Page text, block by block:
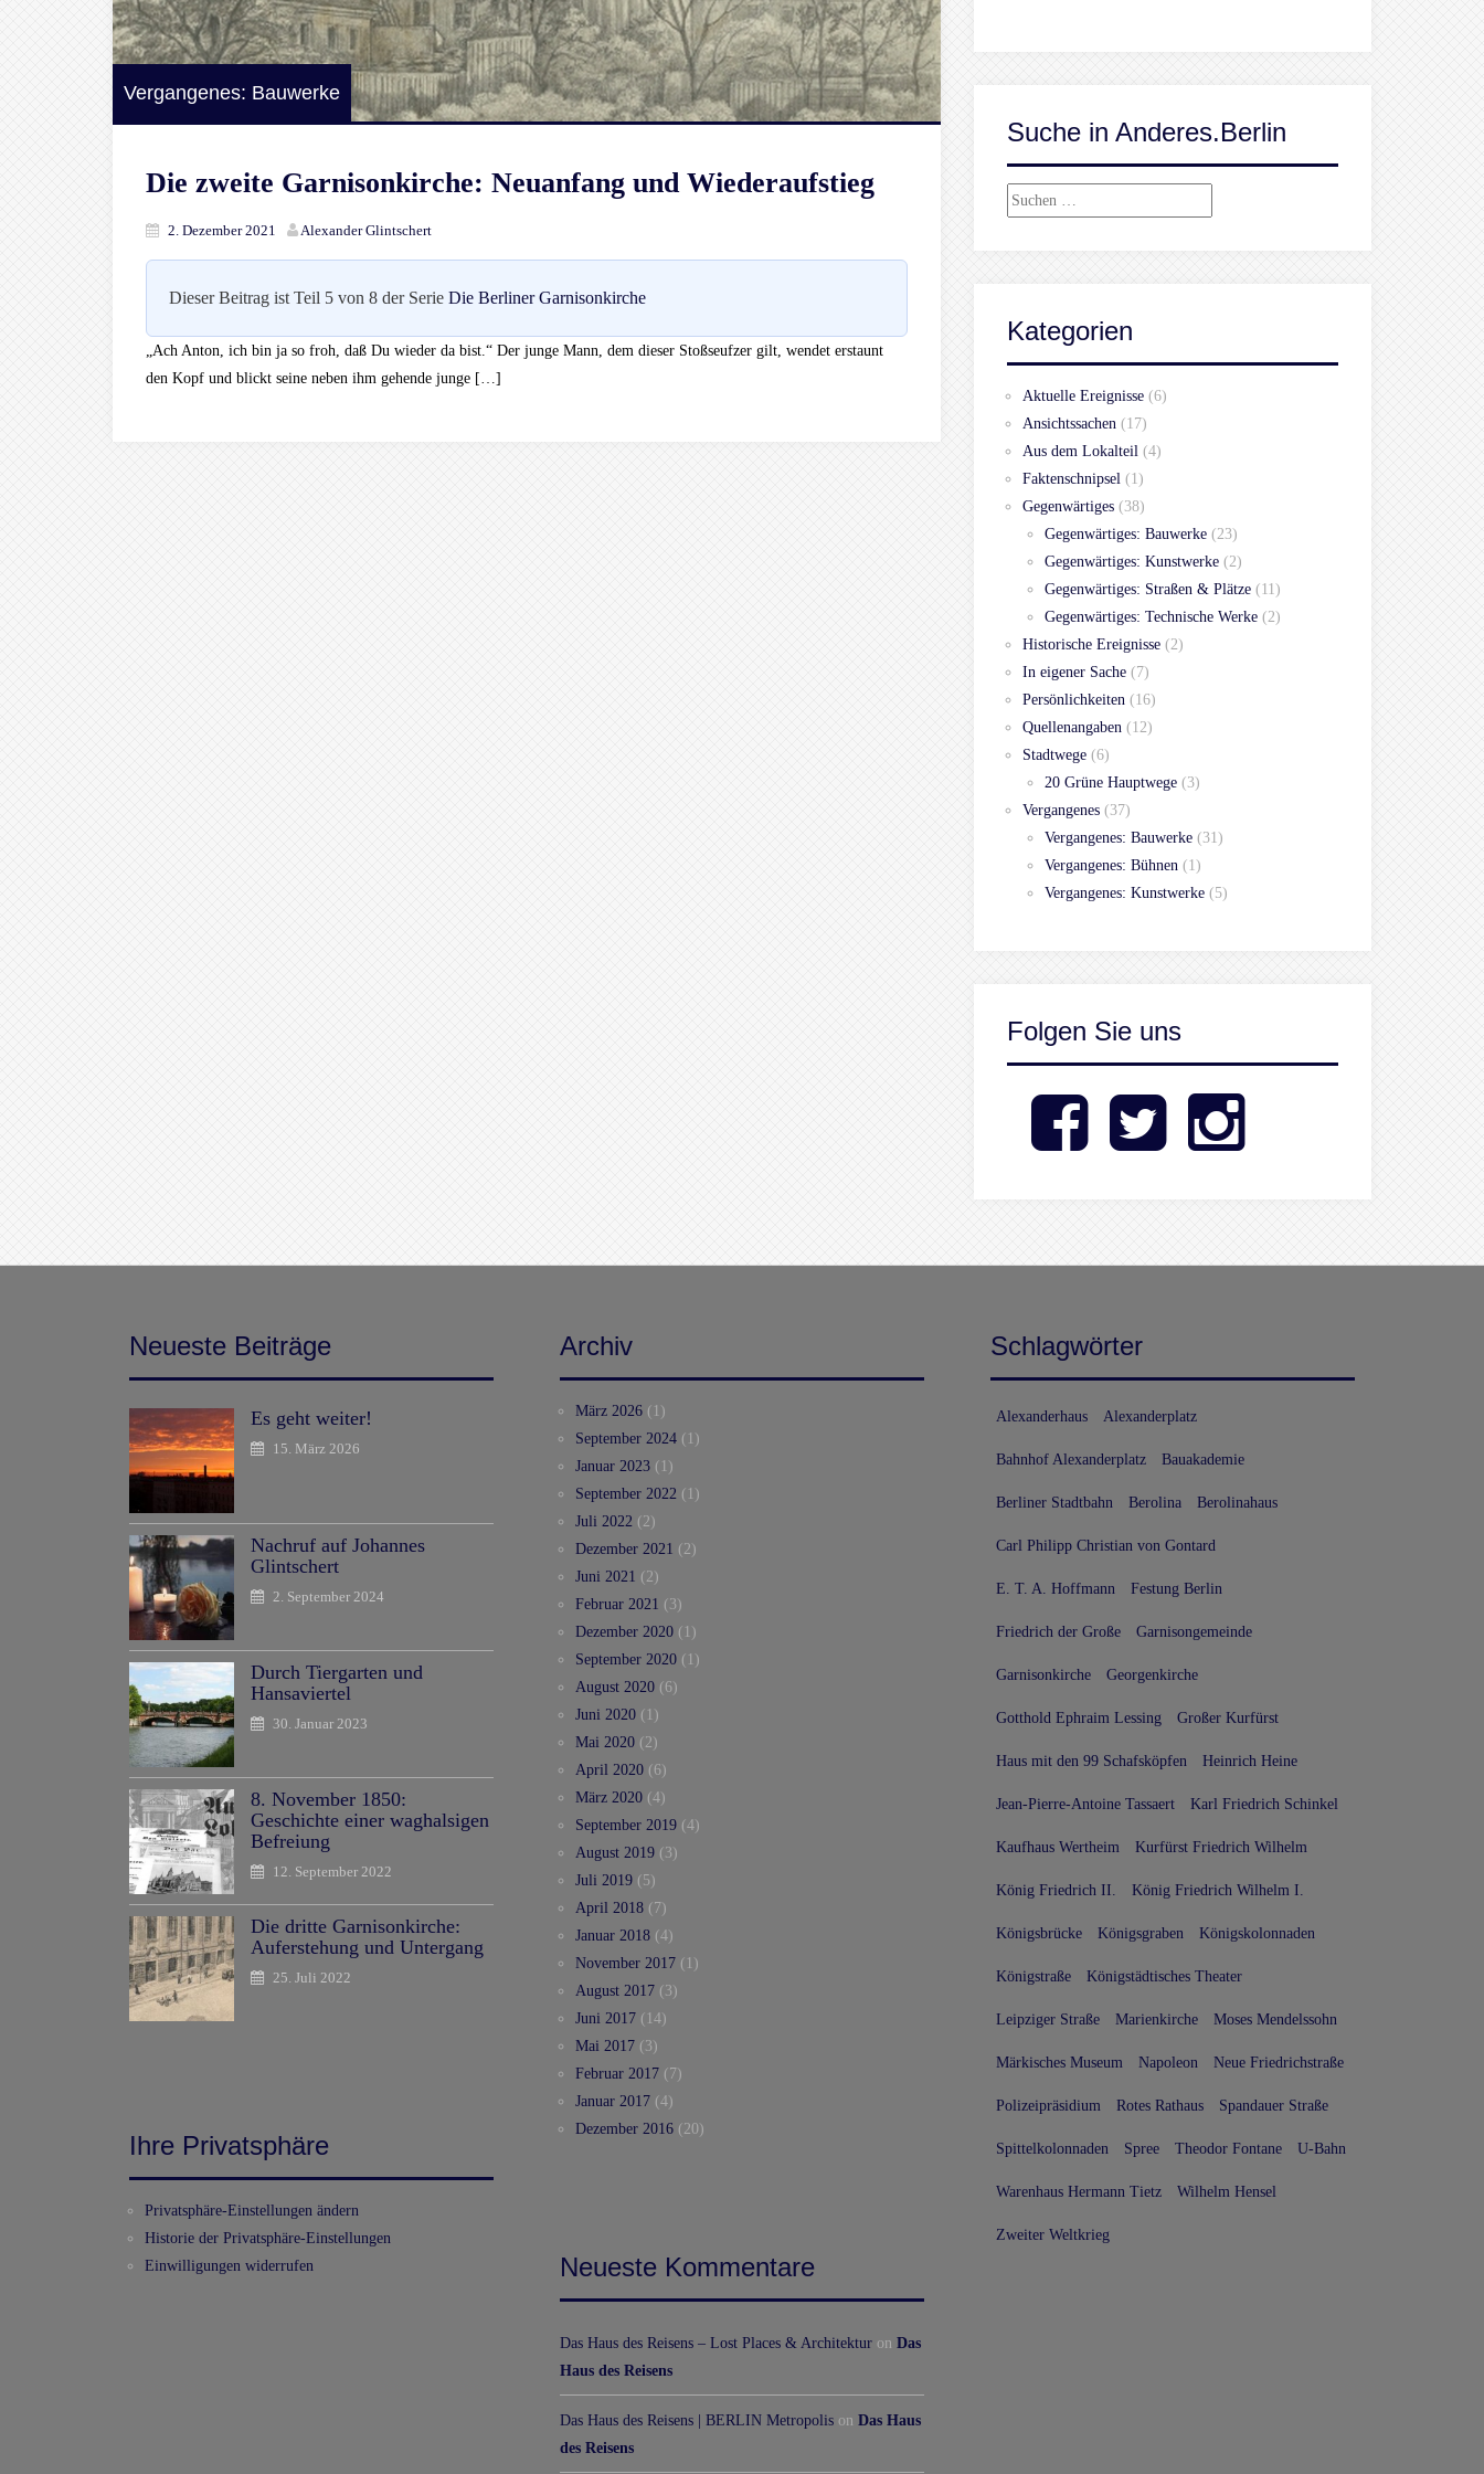
Vergangenes: Bauwerke
Die zweite Garnisonkirche: Neuanfang und Wiederaufstieg
2. Dezember 2021 Alexander Glintschert
Dieser Beitrag ist Teil 5 von 8 der Serie Die Berliner Garnisonkirche
„Ach Anton, ich bin ja so froh, daß Du wieder da bist.“ Der junge Mann, dem dieser Stoßseufzer gilt, wendet erstaunt
den Kopf und blickt seine neben ihm gehende junge […]
Suche in Anderes.Berlin
Suchen
Kategorien
Aktuelle Ereignisse (6)
Ansichtssachen (17)
Aus dem Lokalteil (4)
Faktenschnipsel (1)
Gegenwärtiges (38)
Gegenwärtiges: Bauwerke (23)
Gegenwärtiges: Kunstwerke (2)
Gegenwärtiges: Straßen & Plätze (11)
Gegenwärtiges: Technische Werke (2)
Historische Ereignisse (2)
In eigener Sache (7)
Persönlichkeiten (16)
Quellenangaben (12)
Stadtwege (6)
20 Grüne Hauptwege (3)
Vergangenes (37)
Vergangenes: Bauwerke (31)
Vergangenes: Bühnen (1)
Vergangenes: Kunstwerke (5)
Folgen Sie uns
Facebook Twitter Instagram
Neueste Beiträge
Es geht weiter!
15. März 2026
Nachruf auf Johannes
Glintschert
2. September 2024
Durch Tiergarten und
Hansaviertel
30. Januar 2023
8. November 1850:
Geschichte einer waghalsigen
Befreiung
12. September 2022
Die dritte Garnisonkirche:
Auferstehung und Untergang
25. Juli 2022
Ihre Privatsphäre
Privatsphäre-Einstellungen ändern
Historie der Privatsphäre-Einstellungen
Einwilligungen widerrufen
Archiv
März 2026 (1)
September 2024 (1)
Januar 2023 (1)
September 2022 (1)
Juli 2022 (2)
Dezember 2021 (2)
Juni 2021 (2)
Februar 2021 (3)
Dezember 2020 (1)
September 2020 (1)
August 2020 (6)
Juni 2020 (1)
Mai 2020 (2)
April 2020 (6)
März 2020 (4)
September 2019 (4)
August 2019 (3)
Juli 2019 (5)
April 2018 (7)
Januar 2018 (4)
November 2017 (1)
August 2017 (3)
Juni 2017 (14)
Mai 2017 (3)
Februar 2017 (7)
Januar 2017 (4)
Dezember 2016 (20)
Neueste Kommentare
Das Haus des Reisens – Lost Places & Architektur on Das
Haus des Reisens
Das Haus des Reisens | BERLIN Metropolis on Das Haus
des Reisens
Schlagwörter
Alexanderhaus Alexanderplatz
Bahnhof Alexanderplatz Bauakademie
Berliner Stadtbahn Berolina Berolinahaus
Carl Philipp Christian von Gontard
E. T. A. Hoffmann Festung Berlin
Friedrich der Große Garnisongemeinde
Garnisonkirche Georgenkirche
Gotthold Ephraim Lessing Großer Kurfürst
Haus mit den 99 Schafsköpfen Heinrich Heine
Jean-Pierre-Antoine Tassaert Karl Friedrich Schinkel
Kaufhaus Wertheim Kurfürst Friedrich Wilhelm
König Friedrich II. König Friedrich Wilhelm I.
Königsbrücke Königsgraben Königskolonnaden
Königstraße Königstädtisches Theater
Leipziger Straße Marienkirche Moses Mendelssohn
Märkisches Museum Napoleon Neue Friedrichstraße
Polizeipräsidium Rotes Rathaus Spandauer Straße
Spittelkolonnaden Spree Theodor Fontane U-Bahn
Warenhaus Hermann Tietz Wilhelm Hensel
Zweiter Weltkrieg